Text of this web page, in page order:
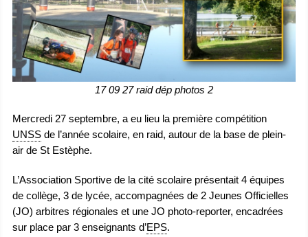
17 09 27 raid dép photos 2
Mercredi 27 septembre, a eu lieu la première compétition
UNSS de l’année scolaire, en raid, autour de la base de plein-
air de St Estèphe.
L’Association Sportive de la cité scolaire présentait 4 équipes
de collège, 3 de lycée, accompagnées de 2 Jeunes Officielles
(JO) arbitres régionales et une JO photo-reporter, encadrées
sur place par 3 enseignants d’EPS.